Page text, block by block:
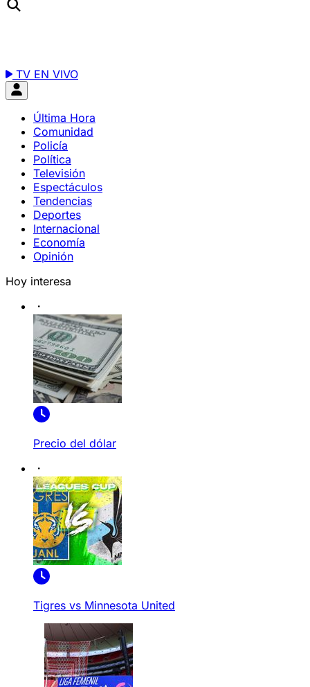
TV EN VIVO
Última Hora
Comunidad
Policía
Política
Televisión
Espectáculos
Tendencias
Deportes
Internacional
Economía
Opinión
Hoy interesa
Precio del dólar
Tigres vs Minnesota United